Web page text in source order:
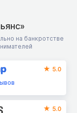
на банкротстве
5.0
5.0